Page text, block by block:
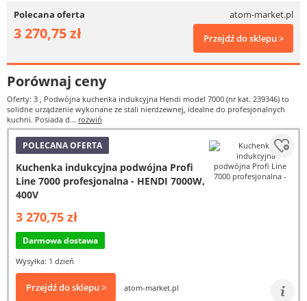
Polecana oferta atom-market.pl
3 270,75 zł Przejdź do sklepu >
Porównaj ceny
Oferty: 3 , Podwójna kuchenka indukcyjna Hendi model 7000 (nr kat. 239346) to
solidne urządzenie wykonane ze stali nierdzewnej, idealne do profesjonalnych
kuchni. Posiada d... rozwiń
POLECANA OFERTA
Kuchenka indukcyjna podwójna Profi
Line 7000 profesjonalna - HENDI 7000W,
400V
3 270,75 zł
Darmowa dostawa
Wysyłka: 1 dzień
Przejdź do sklepu > atom-market.pl